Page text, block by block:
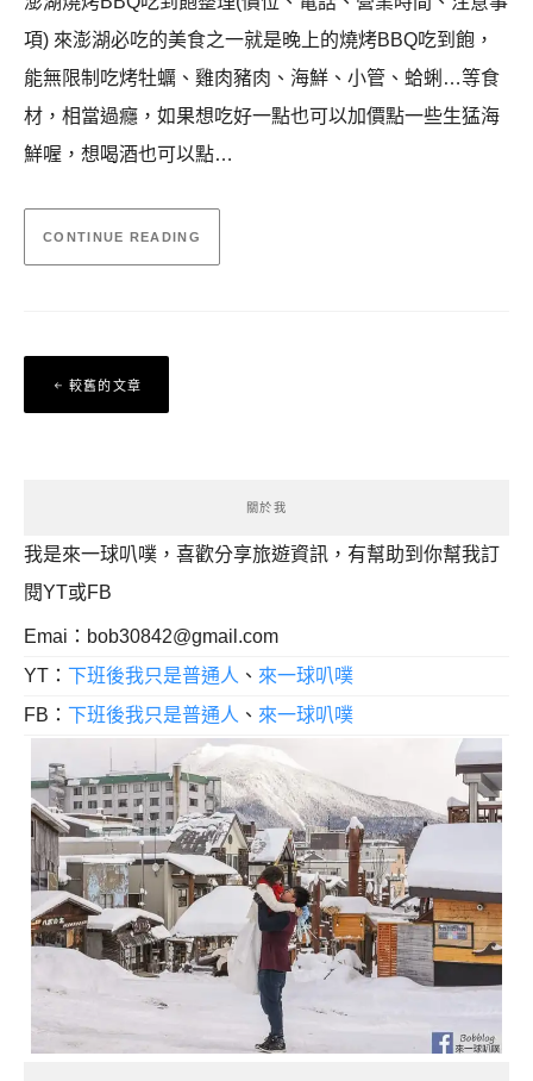
項) 來澎湖必吃的美食之一就是晚上的燒烤BBQ吃到飽，
能無限制吃烤牡蠣、雞肉豬肉、海鮮、小管、蛤蜊…等食
材，相當過癮，如果想吃好一點也可以加價點一些生猛海
鮮喔，想喝酒也可以點…
CONTINUE READING
文
章
較舊的文章
關於我
我是來一球叭噗，喜歡分享旅遊資訊，有幫助到你幫我訂
閱YT或FB
Emai： bob30842@gmail.com
YT： 下班後我只是普通人 、 來一球叭噗
FB： 下班後我只是普通人 、 來一球叭噗